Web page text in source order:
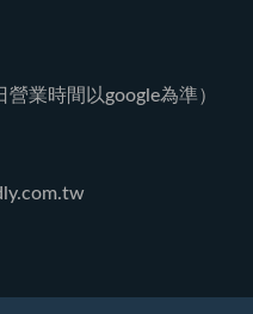
業時間以google為準）